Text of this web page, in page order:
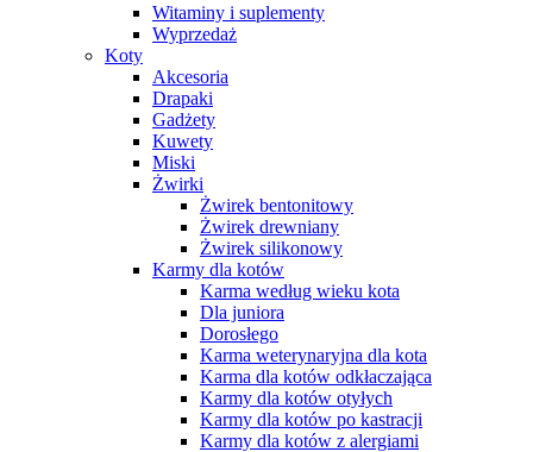
Witaminy i suplementy
Wyprzedaż
Koty
Akcesoria
Drapaki
Gadżety
Kuwety
Miski
Żwirki
Żwirek bentonitowy
Żwirek drewniany
Żwirek silikonowy
Karmy dla kotów
Karma według wieku kota
Dla juniora
Dorosłego
Karma weterynaryjna dla kota
Karma dla kotów odkłaczająca
Karmy dla kotów otyłych
Karmy dla kotów po kastracji
Karmy dla kotów z alergiami